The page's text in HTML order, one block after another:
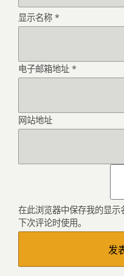
显示名称 *
电子邮箱地址 *
网站地址
在此浏览器中保存我的显
下次评论时使用。